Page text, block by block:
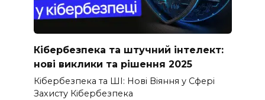
Кібербезпека та штучний інтелект:
нові виклики та рішення 2025
Кібербезпека та ШІ: Нові Віяння у Сфері
Захисту Кібербезпека